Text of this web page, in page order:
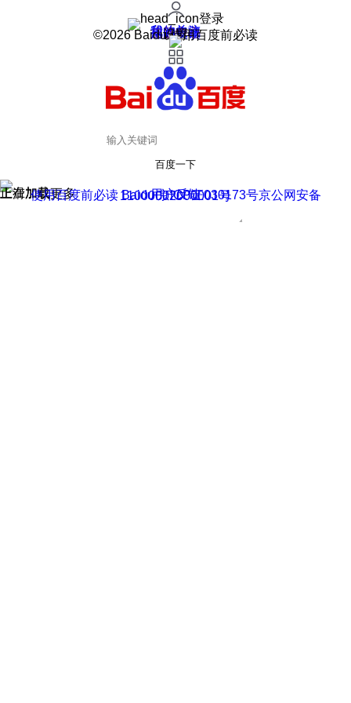
登录
我的关注
我的收藏
皮肤中心
用户反馈
设置
©2026 Baidu 使用百度前必读
百度一下
正在加载
上滑加载更多 用户反馈
使用百度前必读 Baidu 京ICP证030173号
京公网安备11000002000001号